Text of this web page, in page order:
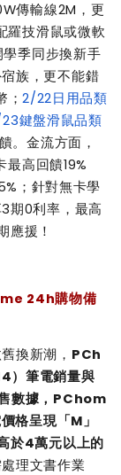
傳輸線2M，更
羅技滑鼠或微軟
季同步換新手
族，更不能錯
；2/22日用品類
鍵盤滑鼠品類
。金流方面，
高回饋19%
；針對無卡學
期0利率，最高
應援！
24h購物備
換新潮， PCh
）筆電銷量與
數據，PChom
格呈現「M」
於4萬元以上的
理文書作業